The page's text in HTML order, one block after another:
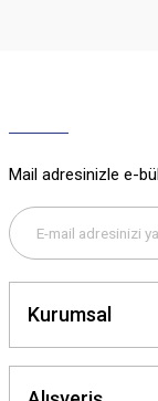
Bu ürüne
Mail adresinizle e-
Kurumsal